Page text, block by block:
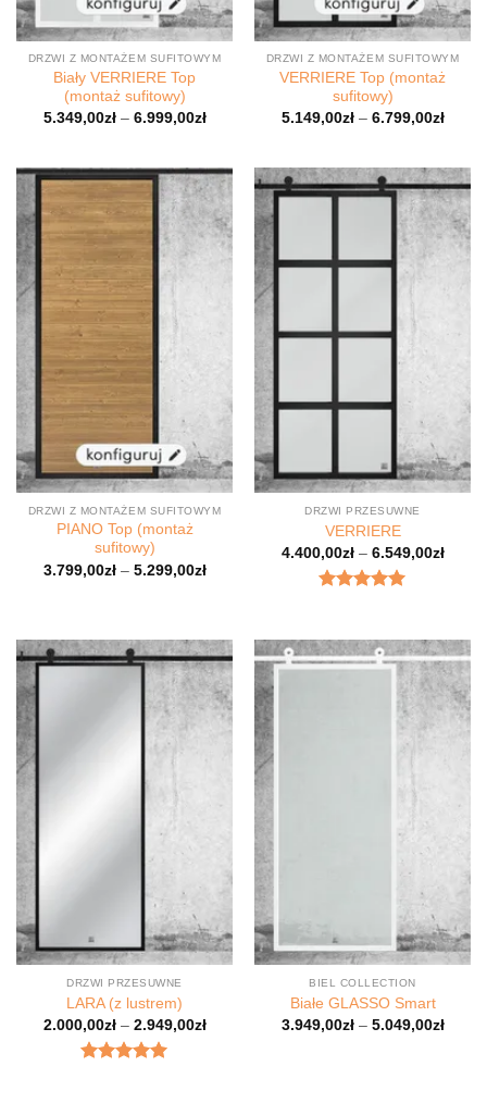
DRZWI Z MONTAŻEM SUFITOWYM
Biały VERRIERE Top
(montaż sufitowy)
5.349,00zł– 6.999,00zł
DRZWI Z MONTAŻEM SUFITOWYM
VERRIERE Top (montaż
sufitowy)
5.149,00zł– 6.799,00zł
DRZWI Z MONTAŻEM SUFITOWYM
PIANO Top (montaż
sufitowy)
3.799,00zł– 5.299,00zł
DRZWI PRZESUWNE
VERRIERE
4.400,00zł– 6.549,00zł
DRZWI PRZESUWNE
LARA (z lustrem)
2.000,00zł– 2.949,00zł
BIEL COLLECTION
Białe GLASSO Smart
3.949,00zł– 5.049,00zł